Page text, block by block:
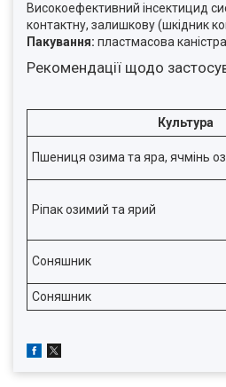
Високоефективний інсектицид
контактну, залишкову (шкідник
Пакування: пластмасова
Рекомендації щодо
Культура
Пшениця озима та яра, ячмінь
Ріпак озимий та ярий
Соняшник
Соняшник